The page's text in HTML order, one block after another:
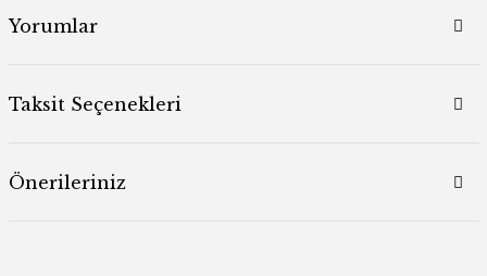
Yorumlar
Taksit Seçenekleri
Önerileriniz